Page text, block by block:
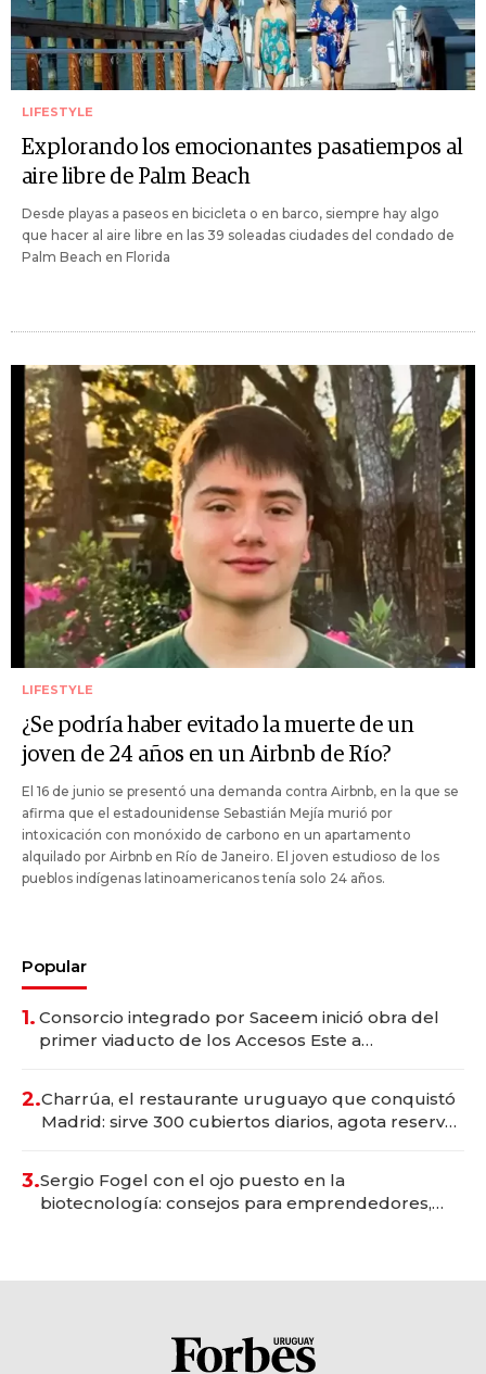
LIFESTYLE
Explorando los emocionantes pasatiempos al
aire libre de Palm Beach
Desde playas a paseos en bicicleta o en barco, siempre hay algo
que hacer al aire libre en las 39 soleadas ciudades del condado de
Palm Beach en Florida
LIFESTYLE
¿Se podría haber evitado la muerte de un
joven de 24 años en un Airbnb de Río?
El 16 de junio se presentó una demanda contra Airbnb, en la que se
afirma que el estadounidense Sebastián Mejía murió por
intoxicación con monóxido de carbono en un apartamento
alquilado por Airbnb en Río de Janeiro. El joven estudioso de los
pueblos indígenas latinoamericanos tenía solo 24 años.
Popular
1. Consorcio integrado por Saceem inició obra del
primer viaducto de los Accesos Este a
2.Charrúa, el restaurante uruguayo que conquistó
Madrid: sirve 300 cubiertos diarios, agota reservas
3.Sergio Fogel con el ojo puesto en la
biotecnología: consejos para emprendedores,